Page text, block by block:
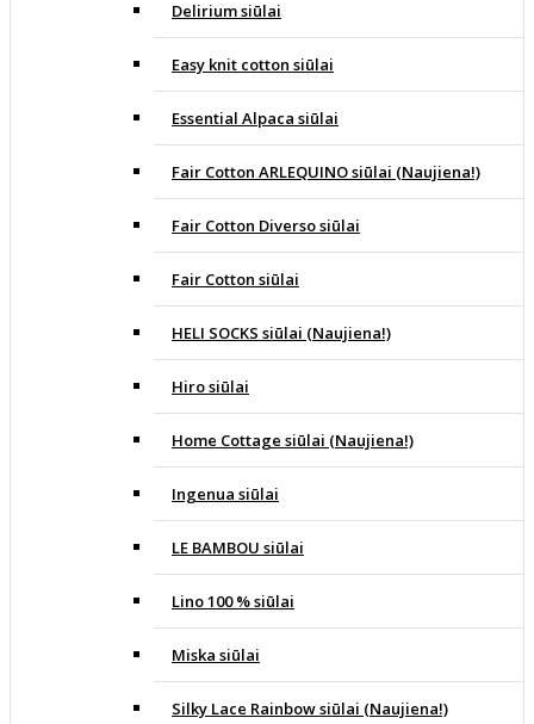
Delirium siūlai
Easy knit cotton siūlai
Essential Alpaca siūlai
Fair Cotton ARLEQUINO siūlai (Naujiena!)
Fair Cotton Diverso siūlai
Fair Cotton siūlai
HELI SOCKS siūlai (Naujiena!)
Hiro siūlai
Home Cottage siūlai (Naujiena!)
Ingenua siūlai
LE BAMBOU siūlai
Lino 100 % siūlai
Miska siūlai
Silky Lace Rainbow siūlai (Naujiena!)